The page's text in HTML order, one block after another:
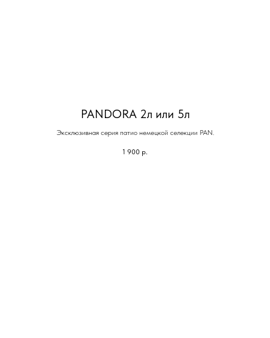
PANDORA 2л или 5л
Эксклюзивная серия патио немецкой селекции PAN.
1 900 р.